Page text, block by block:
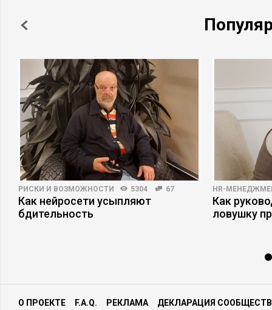
РИСКИ И ВОЗМОЖНОСТИ 5304 67
Как нейросети усыпляют
бдительность
HR-
Как
ловушку
О ПРОЕКТЕ F.A.Q. РЕКЛАМА ДЕКЛАРАЦИЯ